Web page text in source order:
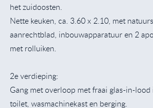
het zuidoosten.
Nette keuken, ca. 3.60 x 2.10, met
aanrechtblad, inbouwapparatuur en 2
met rolluiken.
2e verdieping:
Gang met overloop met fraai glas-in-
toilet, wasmachinekast en berging.